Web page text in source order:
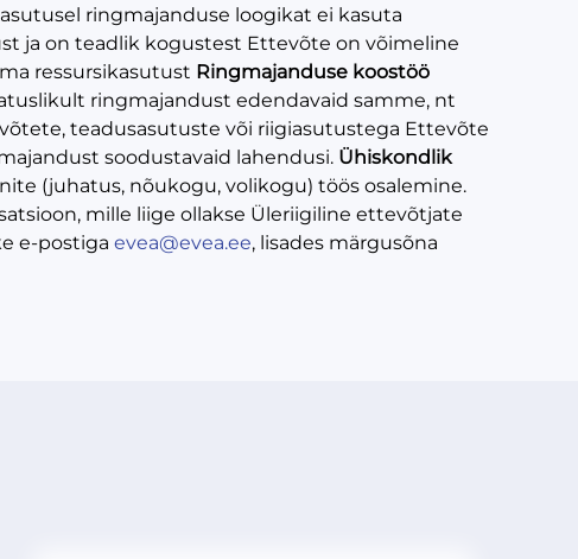
ringmajanduse loogikat ei kasuta
ja on teadlik kogustest Ettevõte on võimeline
ressursikasutust Ringmajanduse koostöö
ringmajandust edendavaid samme, nt
teadusasutuste või riigiasutustega Ettevõte
soodustavaid lahendusi. Ühiskondlik
(juhatus, nõukogu, volikogu) töös osalemine.
mille liige ollakse Üleriigiline ettevõtjate
e-postiga evea@evea.ee, lisades märgusõna